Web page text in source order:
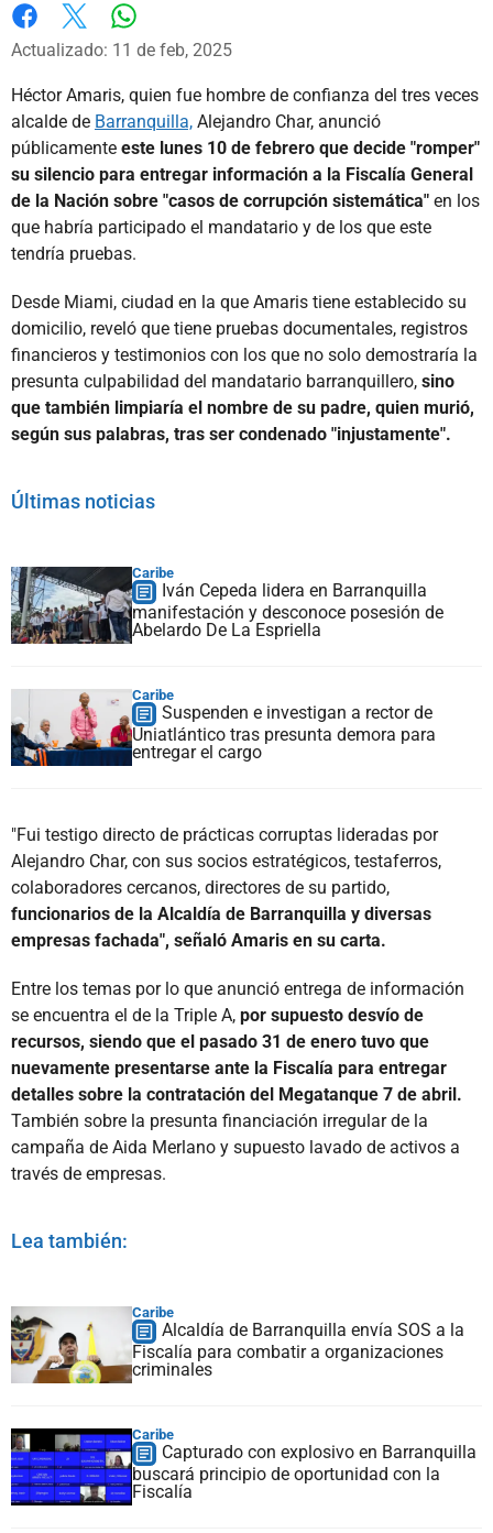
Facebook
X
Actualizado: 11 de feb, 2025
Héctor Amaris, quien fue hombre de confianza del tres veces
alcalde de Barranquilla, Alejandro Char, anunció
públicamente este lunes 10 de febrero que decide "romper"
su silencio para entregar información a la Fiscalía General
de la Nación sobre "casos de corrupción sistemática" en los
que habría participado el mandatario y de los que este
tendría pruebas.
Desde Miami, ciudad en la que Amaris tiene establecido su
domicilio, reveló que tiene pruebas documentales, registros
financieros y testimonios con los que no solo demostraría la
presunta culpabilidad del mandatario barranquillero, sino
que también limpiaría el nombre de su padre, quien murió,
según sus palabras, tras ser condenado "injustamente".
Últimas noticias
Caribe
Iván Cepeda lidera en Barranquilla
manifestación y desconoce posesión de
Abelardo De La Espriella
Caribe
Suspenden e investigan a rector de
Uniatlántico tras presunta demora para
entregar el cargo
"Fui testigo directo de prácticas corruptas lideradas por
Alejandro Char, con sus socios estratégicos, testaferros,
colaboradores cercanos, directores de su partido,
funcionarios de la Alcaldía de Barranquilla y diversas
empresas fachada", señaló Amaris en su carta.
Entre los temas por lo que anunció entrega de información
se encuentra el de la Triple A, por supuesto desvío de
recursos, siendo que el pasado 31 de enero tuvo que
nuevamente presentarse ante la Fiscalía para entregar
detalles sobre la contratación del Megatanque 7 de abril.
También sobre la presunta financiación irregular de la
campaña de Aida Merlano y supuesto lavado de activos a
través de empresas.
Lea también:
Caribe
Alcaldía de Barranquilla envía SOS a la
Fiscalía para combatir a organizaciones
criminales
Caribe
Capturado con explosivo en Barranquilla
buscará principio de oportunidad con la
Fiscalía